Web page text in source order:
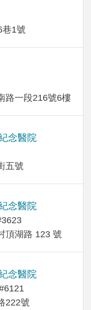
巷1號
路一段216號6樓
念醫院
五號
念醫院
頂湖路 123 號
念醫院
222號